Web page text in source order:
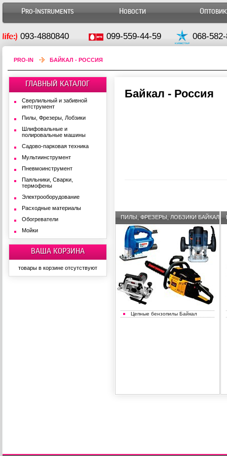
Pro-Instruments Новости
093-4880840 099-559-44-59 068-
PRO-IN БАЙКАЛ - РОССИЯ
ГЛАВНЫЙ КАТАЛОГ
Сверлильный и забивной
интструмент
Пилы, Фрезеры, Лобзики
Шлифовальные и
полировальные машины
Садово-парковая техника
Мультиинструмент
Пневмоинструмент
Паяльники, Сварки,
термофены
Электрооборудование
Расходные материалы
Обогреватели
Мойки
ВАША КОРЗИНА
товары в корзине отсутствуют
Байкал - Россия
ПИЛЫ, ФРЕЗЕРЫ, ЛОБЗИКИ БАЙКАЛ
Цепные бензопилы Байкал